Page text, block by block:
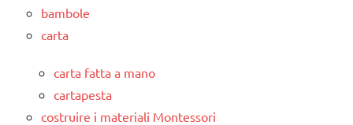
bambole
carta
carta fatta a mano
cartapesta
costruire i materiali Montessori